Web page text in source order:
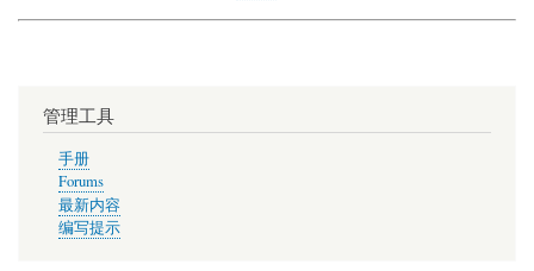
for
管理工具
手册
Forums
最新内容
编写提示